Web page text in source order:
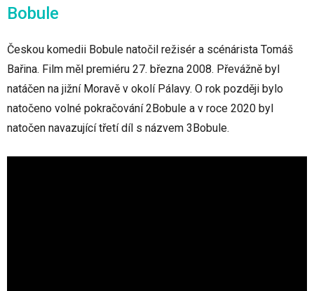
Bobule
Českou komedii Bobule natočil režisér a scénárista Tomáš
Bařina. Film měl premiéru 27. března 2008. Převážně byl
natáčen na jižní Moravě v okolí Pálavy. O rok později bylo
natočeno volné pokračování 2Bobule a v roce 2020 byl
natočen navazující třetí díl s názvem 3Bobule.